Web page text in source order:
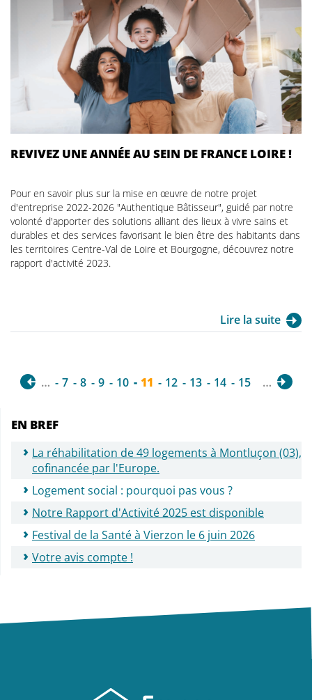
REVIVEZ UNE ANNÉE AU SEIN DE FRANCE LOIRE !
Pour en savoir plus sur la mise en œuvre de notre projet
d'entreprise 2022-2026 "Authentique Bâtisseur", guidé par notre
volonté d'apporter des solutions alliant des lieux à vivre sains et
durables et des services favorisant le bien être des habitants dans
les territoires Centre-Val de Loire et Bourgogne, découvrez notre
rapport d'activité 2023.
Lire la suite
… 7 8 9 10 11 12 13 14 15 …
EN BREF
La réhabilitation de 49 logements à Montluçon (03),
cofinancée par l'Europe.
Logement social : pourquoi pas vous ?
Notre Rapport d'Activité 2025 est disponible
Festival de la Santé à Vierzon le 6 juin 2026
Votre avis compte !